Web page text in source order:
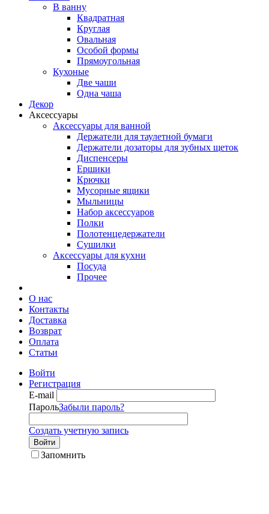
В ванну
Квадратная
Круглая
Овальная
Особой формы
Прямоугольная
Кухоные
Две чаши
Одна чаша
Декор
Аксессуары
Аксессуары для ванной
Держатели для таулетной бумаги
Держатели дозаторы для зубных щеток
Диспенсеры
Ершики
Крючки
Мусорные ящики
Мыльницы
Набор аксессуаров
Полки
Полотенцедержатели
Сушилки
Аксессуары для кухни
Посуда
Прочее
О нас
Контакты
Доставка
Возврат
Оплата
Статьи
Войти
Регистрация
E-mail
ПарольЗабыли пароль?
Создать учетную запись
Войти
Запомнить